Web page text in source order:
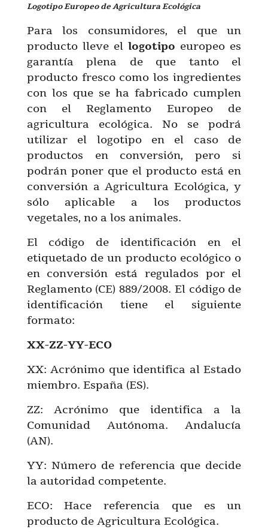
Logotipo Europeo de Agricultura Ecológica
Para los consumidores, el que un
producto lleve ellogotipo europeo es
garantía plena de que tanto el
producto fresco como los ingredientes
con los que se ha fabricado cumplen
con el Reglamento Europeo de
agricultura ecológica. No se podrá
utilizar el logotipo en el caso de
productos en conversión, pero si
podrán poner que el producto está en
conversión a Agricultura Ecológica, y
sólo aplicable a los productos
vegetales, no a los animales.
El código de identificación en el
etiquetado de un producto ecológico o
en conversión está regulados por el
Reglamento (CE) 889/2008. El código de
identificación tiene el siguiente
formato:
XX-ZZ-YY-ECO
XX: Acrónimo que identifica al Estado
miembro. España (ES).
ZZ: Acrónimo que identifica a la
Comunidad Autónoma. Andalucía
(AN).
YY: Número de referencia que decide
la autoridad competente.
ECO: Hace referencia que es un
producto de Agricultura Ecológica.